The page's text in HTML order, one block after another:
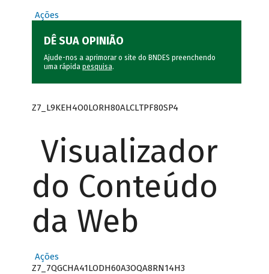
Ações
DÊ SUA OPINIÃO
Ajude-nos a aprimorar o site do BNDES preenchendo
uma rápida pesquisa.
Z7_L9KEH4O0LORH80ALCLTPF80SP4
Visualizador
do Conteúdo
da Web
Ações
Z7_7QGCHA41LODH60A3OQA8RN14H3